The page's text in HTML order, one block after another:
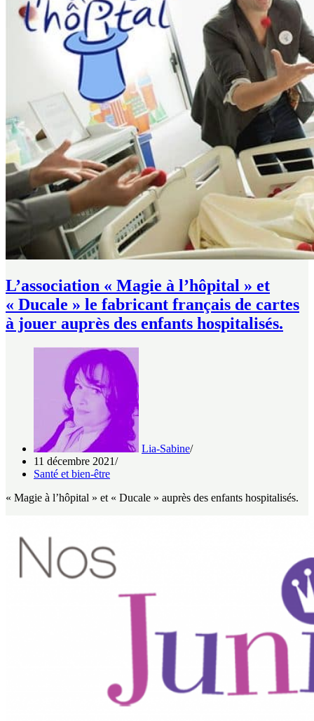
L’association « Magie à l’hôpital » et
« Ducale » le fabricant français de cartes
à jouer auprès des enfants hospitalisés.
Lia-Sabine
11 décembre 2021
Santé et bien-être
« Magie à l’hôpital » et « Ducale » auprès des enfants hospitalisés.